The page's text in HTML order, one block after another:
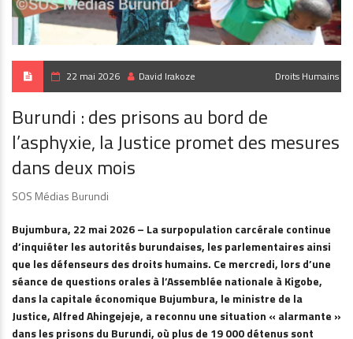
22 mai 2026 David Irakoze Droits Humains
Burundi : des prisons au bord de
l’asphyxie, la Justice promet des mesures
dans deux mois
SOS Médias Burundi
Bujumbura, 22 mai 2026 – La surpopulation carcérale continue
d’inquiéter les autorités burundaises, les parlementaires ainsi
que les défenseurs des droits humains. Ce mercredi, lors d’une
séance de questions orales à l’Assemblée nationale à Kigobe,
dans la capitale économique Bujumbura, le ministre de la
Justice, Alfred Ahingejeje, a reconnu une situation « alarmante »
dans les prisons du Burundi, où plus de 19 000 détenus sont